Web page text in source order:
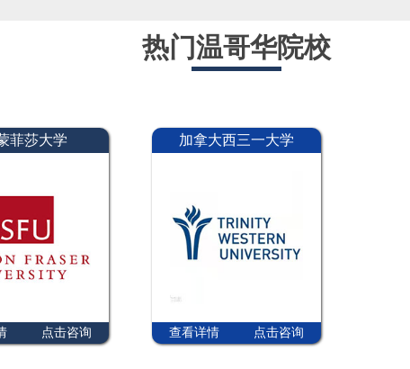
热门温哥华院校
菲莎大学
点击咨询
加拿大西三一大学
查看详情 点击咨询